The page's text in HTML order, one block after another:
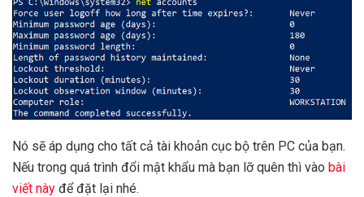
Nó sẽ áp dụng cho tất cả tài khoản cục bộ trên PC của bạn.
Nếu trong quá trình đổi mật khẩu mà bạn lỡ quên thì vào bài
viết này để đặt lại nhé.